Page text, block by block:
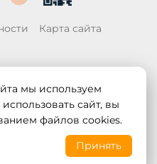
Карта сайта
мы используем
сайт, вы
файлов cookies.
Принять